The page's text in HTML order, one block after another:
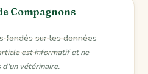
Compagnons
fondés sur les données
est informatif et ne
d'un vétérinaire.